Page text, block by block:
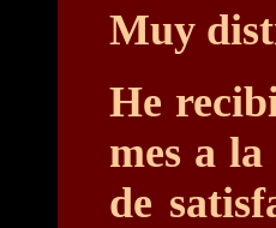
Muy
He
mes a
de